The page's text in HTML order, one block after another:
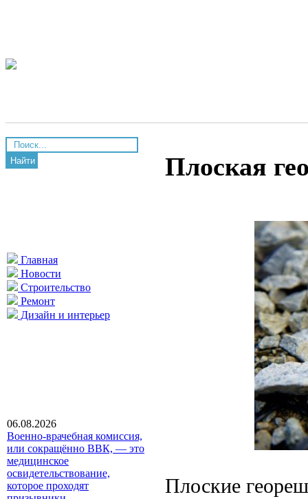
Найти
Главная
Новости
Строительство
Ремонт
Дизайн и интерьер
06.08.2026
Военно-врачебная комиссия,
или сокращённо ВВК, — это
медицинское
освидетельствование,
которое проходят
Плоская
Плоские